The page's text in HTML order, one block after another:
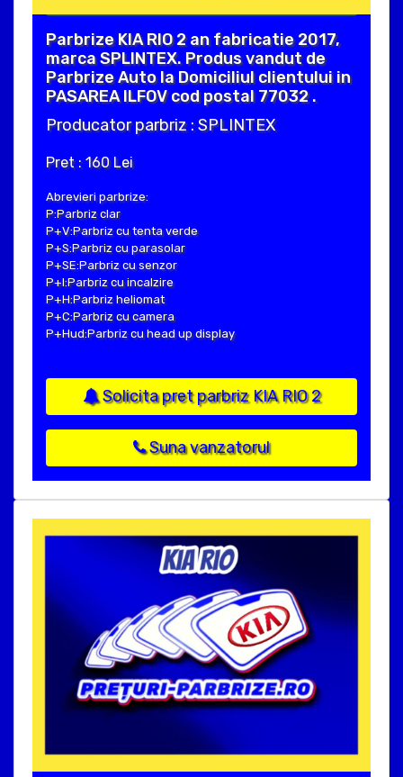
Parbrize KIA RIO 2 an fabricatie 2017,
marca SPLINTEX. Produs vandut de
Parbrize Auto la Domiciliul clientului in
PASAREA ILFOV cod postal 77032 .
Producator parbriz : SPLINTEX
Pret : 160 Lei
Abrevieri parbrize:
P:Parbriz clar
P+V:Parbriz cu tenta verde
P+S:Parbriz cu parasolar
P+SE:Parbriz cu senzor
P+I:Parbriz cu incalzire
P+H:Parbriz heliomat
P+C:Parbriz cu camera
P+Hud:Parbriz cu head up display
Solicita pret parbriz KIA RIO 2
Suna vanzatorul